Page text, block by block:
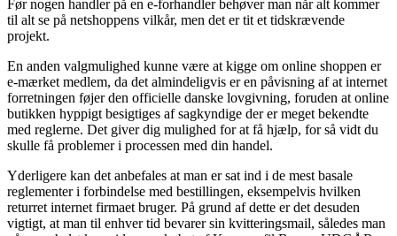
Før nogen handler på en e-forhandler behøver man når alt kommer
til alt se på netshoppens vilkår, men det er tit et tidskrævende
projekt.
En anden valgmulighed kunne være at kigge om online shoppen er
e-mærket medlem, da det almindeligvis er en påvisning af at internet
forretningen føjer den officielle danske lovgivning, foruden at online
butikken hyppigt besigtiges af sagkyndige der er meget bekendte
med reglerne. Det giver dig mulighed for at få hjælp, for så vidt du
skulle få problemer i processen med din handel.
Yderligere kan det anbefales at man er sat ind i de mest basale
reglementer i forbindelse med bestillingen, eksempelvis hvilken
returret internet firmaet bruger. På grund af dette er det desuden
vigtigt, at man til enhver tid bevarer sin kvitteringsmail, således man